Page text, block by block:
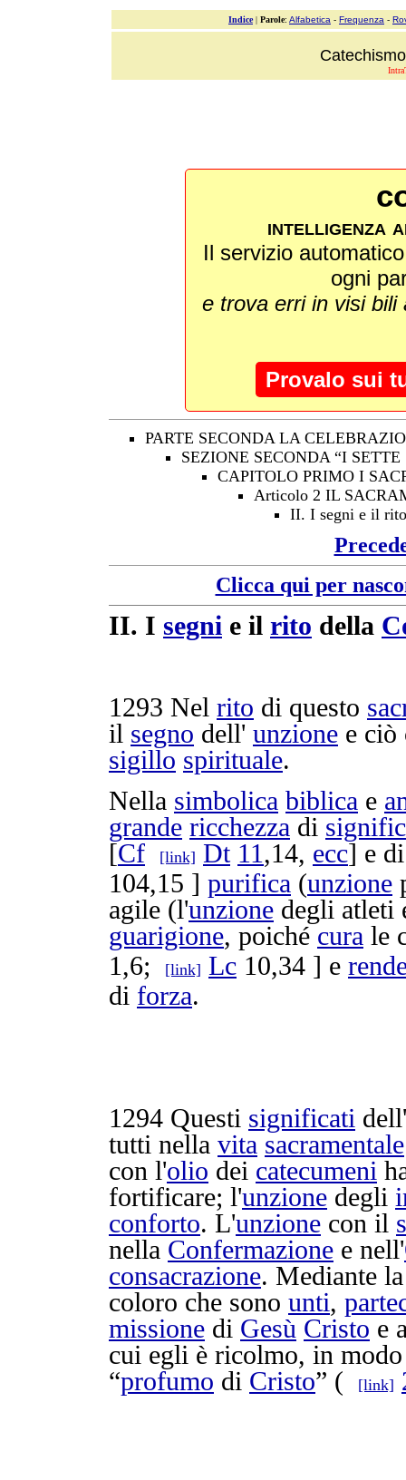
Indice| Parole: Alfabetica - Frequenza -
intelligenza
Il servizio
ogni
e trova erri in visi
Provalo sui
PARTE SECONDA LA
SEZIONE SECONDA “I
CAPITOLO PRIMO I
Articolo 2 IL
II. I segni e il
Clicca qui per
II. I segni e il rito della
1293 Nel rito di questo
il segno dell' unzione e ciò
sigillo spirituale.
Nella simbolica biblica e
grande ricchezza di
[Cf [link] Dt 11,14, ecc] e
104,15 ] purifica (unzione
agile (l'unzione degli atleti
guarigione, poiché cura le
1,6;
[link] Lc 10,34 ] e
di forza.
1294 Questi significati dell'
tutti nella vita sacramentale
con l'olio dei catecumeni
fortificare; l'unzione degli
conforto. L'unzione con il
nella Confermazione e nell'
consacrazione. Mediante
coloro che sono unti,
missione di Gesù Cristo e
cui egli è ricolmo, in
“profumo di Cristo” ( [link]